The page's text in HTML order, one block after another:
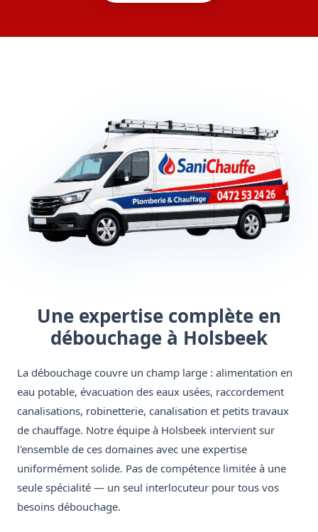
Une expertise complète en
débouchage à Holsbeek
La débouchage couvre un champ large : alimentation en
eau potable, évacuation des eaux usées, raccordement
canalisations, robinetterie, canalisation et petits travaux
de chauffage. Notre équipe à Holsbeek intervient sur
l'ensemble de ces domaines avec une expertise
uniformément solide. Pas de compétence limitée à une
seule spécialité — un seul interlocuteur pour tous vos
besoins débouchage.